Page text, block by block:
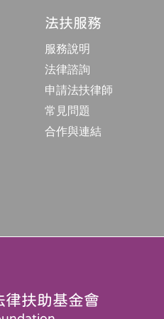
法扶服務
服務說明
法律諮詢
申請法扶律師
常見問題
合作與連結
律扶助基金會